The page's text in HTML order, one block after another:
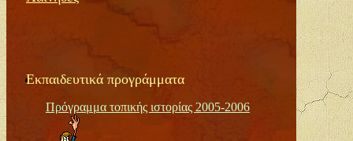
Εκπαιδευτικά προγράμματα
Πρόγραμμα τοπικής ιστορίας 2005-2006